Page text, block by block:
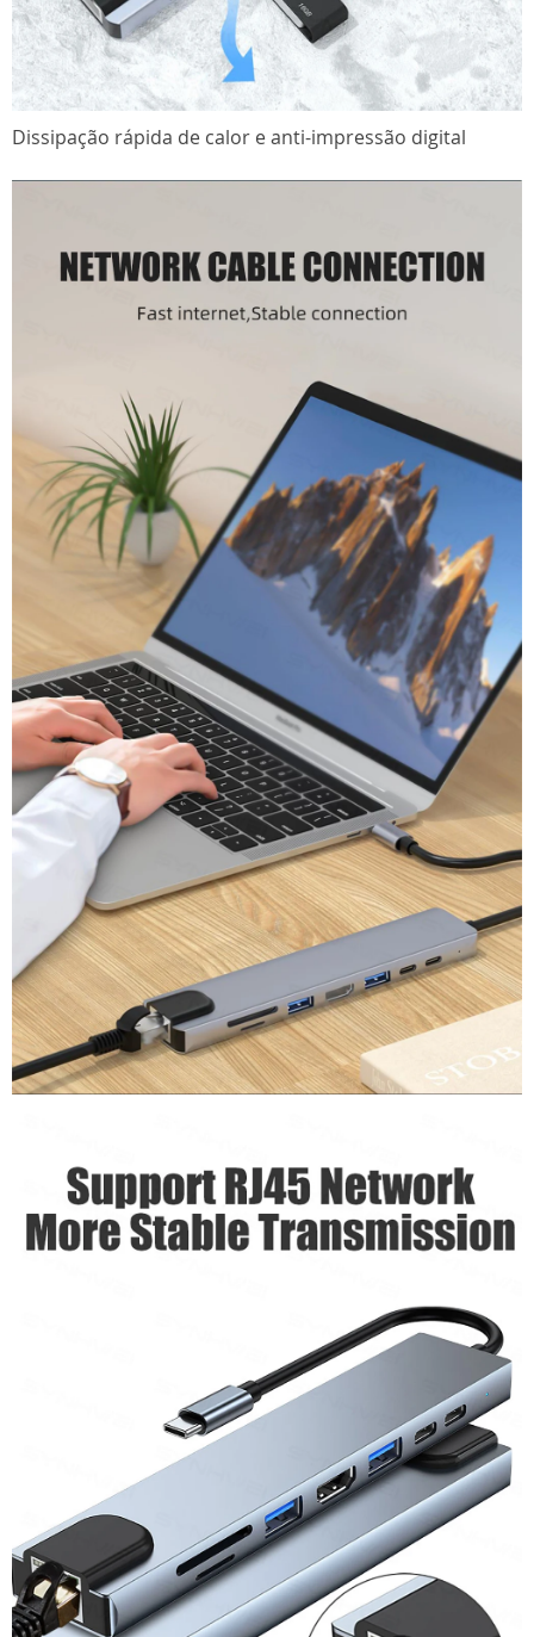
Dissipação rápida de calor e anti-impressão digital